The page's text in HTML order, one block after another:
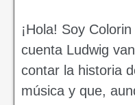
¡Hola! Soy
cuenta Ludwig
contar la historia
música y que,